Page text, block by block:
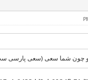
شما سعی (سعی پارسی ست؟